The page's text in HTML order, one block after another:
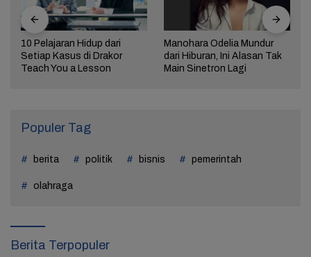
10 Pelajaran Hidup dari
Setiap Kasus di Drakor
Teach You a Lesson
Manohara Odelia Mundur
dari Hiburan, Ini Alasan Tak
Main Sinetron Lagi
Populer Tag
berita politik bisnis pemerintah
olahraga
Berita Terpopuler